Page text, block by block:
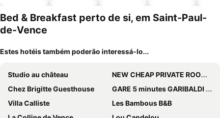
Bed & Breakfast perto de si, em Saint-Paul-
de-Vence
Estes hotéis também poderão interessá-lo...
Studio au château
NEW CHEAP PRIVATE ROOM, KITCHEN , OVERWIEUW sea,TRAM on spot, 12 minutes from nice train station with tram , beach in 17 min tram , CHAMBRE PRIVÉE pas
Chez Brigitte Guesthouse
GARE 5 minutes GARIBALDI RÉPUBLIQUE chambre PRIVEE non FUMEUR pour voyageurs CALMES TRAM au pied de l'immeuble
Villa Calliste
Les Bambous B&B